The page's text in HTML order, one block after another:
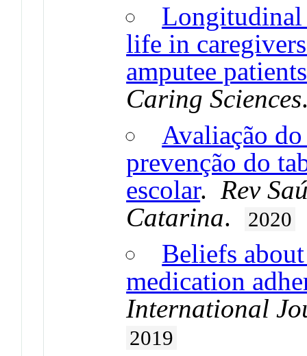
Longitudinal
life in
amputee patients
Caring Sciences
Avaliação
prevenção do
escolar.Rev
Catarina. 2020
Beliefs
medication
International
2019